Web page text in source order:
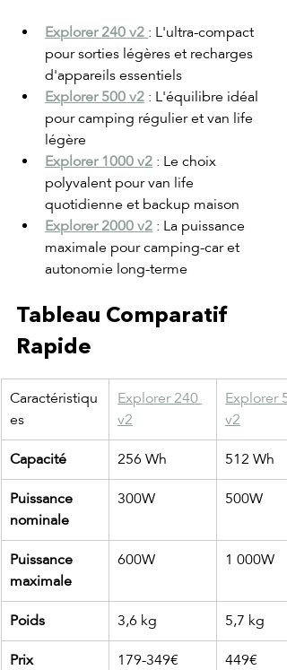
Explorer 240 v2 : L'ultra-compact
pour sorties légères et recharges
d'appareils essentiels
Explorer 500 v2 : L'équilibre idéal
pour camping régulier et van life
légère
Explorer 1000 v2 : Le choix
polyvalent pour van life
quotidienne et backup maison
Explorer 2000 v2 : La puissance
maximale pour camping-car et
autonomie long-terme
Tableau Comparatif
Rapide
Caractéristiqu
es
Explorer 240
v2
Explorer
v2
Capacité 256 Wh 512 Wh
Puissance
nominale
300W 500W
Puissance
maximale
600W 1 000W
Poids 3,6 kg 5,7 kg
Prix
179-349€ 449€